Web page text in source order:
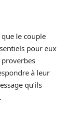
le couple
pour eux
proverbes
à leur
qu’ils